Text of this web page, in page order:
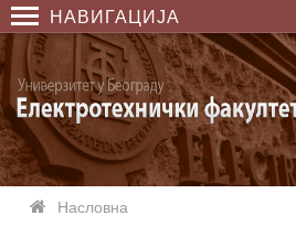
НАВИГАЦИЈА
Насловна